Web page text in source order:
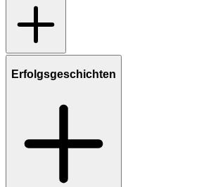
Erfolgsgeschichten